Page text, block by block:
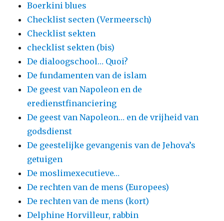
Boerkini blues
Checklist secten (Vermeersch)
Checklist sekten
checklist sekten (bis)
De dialoogschool… Quoi?
De fundamenten van de islam
De geest van Napoleon en de
eredienstfinanciering
De geest van Napoleon… en de vrijheid van
godsdienst
De geestelijke gevangenis van de Jehova’s
getuigen
De moslimexecutieve…
De rechten van de mens (Europees)
De rechten van de mens (kort)
Delphine Horvilleur, rabbin